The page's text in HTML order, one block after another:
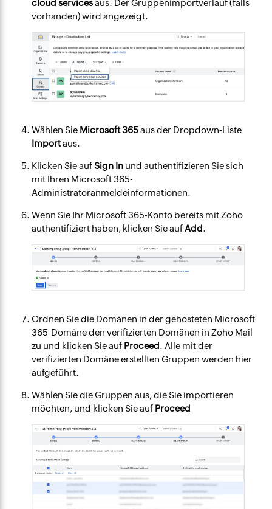
cloud servicesaus. Der Gruppenimportverlauf (falls
vorhanden) wird angezeigt.
Wählen Sie Microsoft 365aus der Dropdown-Liste
Importaus.
Klicken Sie aufSign In und authentifizieren Sie sich
mit Ihren Microsoft 365-
Administratoranmeldeinformationen.
Wenn Sie Ihr Microsoft 365-Konto bereits mit Zoho
authentifiziert haben, klicken Sie aufAdd.
Ordnen Sie die Domänen in der gehosteten Microsoft
365-Domäne den verifizierten Domänen in Zoho Mail
zu und klicken Sie auf Proceed. Alle mit der
verifizierten Domäne erstellten Gruppen werden hier
aufgeführt.
Wählen Sie die Gruppen aus, die Sie importieren
möchten, und klicken Sie auf Proceed